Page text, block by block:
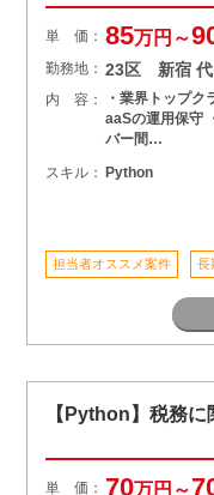
単 価： 85万円～
勤務地： 23区 新宿 代
内 容：
・業界トップ
aaSの運用保守
バー間…
スキル： Python
担当者オススメ案件 長
【Python】税務
単 価： 70万円～